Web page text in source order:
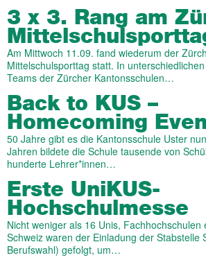
3 x 3. Rang am
Am Mittwoch 11.09. fand wiederum der
Mittelschulsporttag statt. In
Teams der Zürcher Kantonsschulen…
Back to KUS –
Homecoming
50 Jahre gibt es die Kantonsschule Uster
Jahren bildete die Schule tausende von
hunderte Lehrer*innen…
Erste UniKUS-
Hochschulmesse
Nicht weniger als 16 Unis, Fachhochschulen
Schweiz waren der Einladung der Stabstelle
Berufswahl) gefolgt, um…